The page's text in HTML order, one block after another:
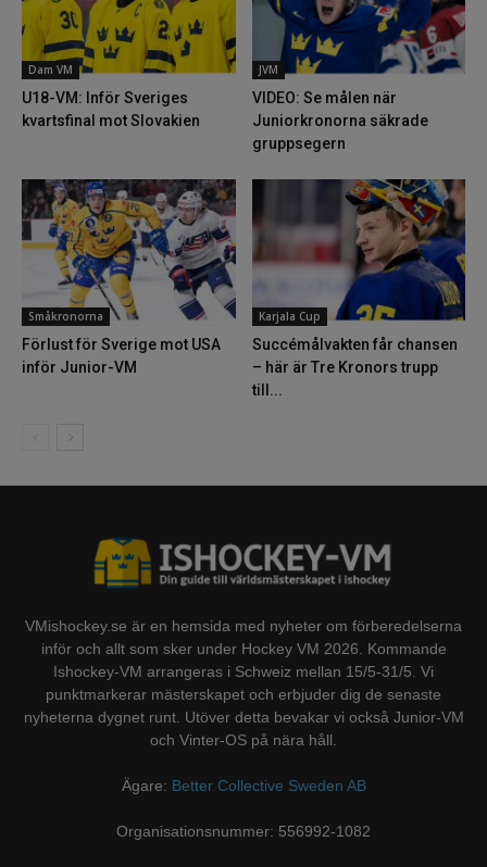
Dam VM
U18-VM: Inför Sveriges
kvartsfinal mot Slovakien
JVM
VIDEO: Se målen när
Juniorkronorna säkrade
gruppsegern
Småkronorna
Förlust för Sverige mot USA
inför Junior-VM
Karjala Cup
Succémålvakten får chansen
– här är Tre Kronors trupp
till...
VMishockey.se är en hemsida med nyheter om förberedelserna
inför och allt som sker under Hockey VM 2026. Kommande
Ishockey-VM arrangeras i Schweiz mellan 15/5-31/5. Vi
punktmarkerar mästerskapet och erbjuder dig de senaste
nyheterna dygnet runt. Utöver detta bevakar vi också Junior-VM
och Vinter-OS på nära håll.
Ägare: Better Collective Sweden AB
Organisationsnummer: 556992-1082